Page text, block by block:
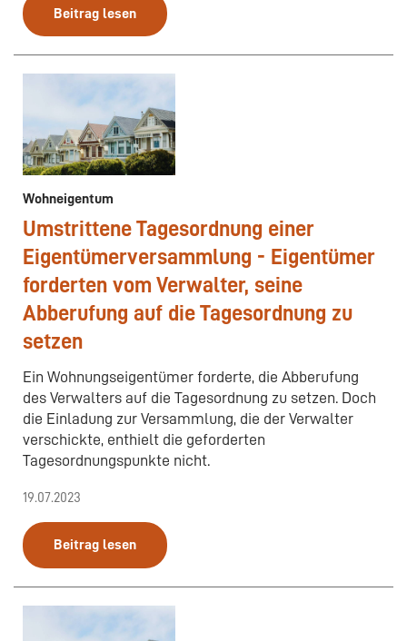
Beitrag lesen
Wohneigentum
Umstrittene Tagesordnung einer
Eigentümerversammlung - Eigentümer
forderten vom Verwalter, seine
Abberufung auf die Tagesordnung zu
setzen
Ein Wohnungseigentümer forderte, die Abberufung
des Verwalters auf die Tagesordnung zu setzen. Doch
die Einladung zur Versammlung, die der Verwalter
verschickte, enthielt die geforderten
Tagesordnungspunkte nicht.
19.07.2023
Beitrag lesen